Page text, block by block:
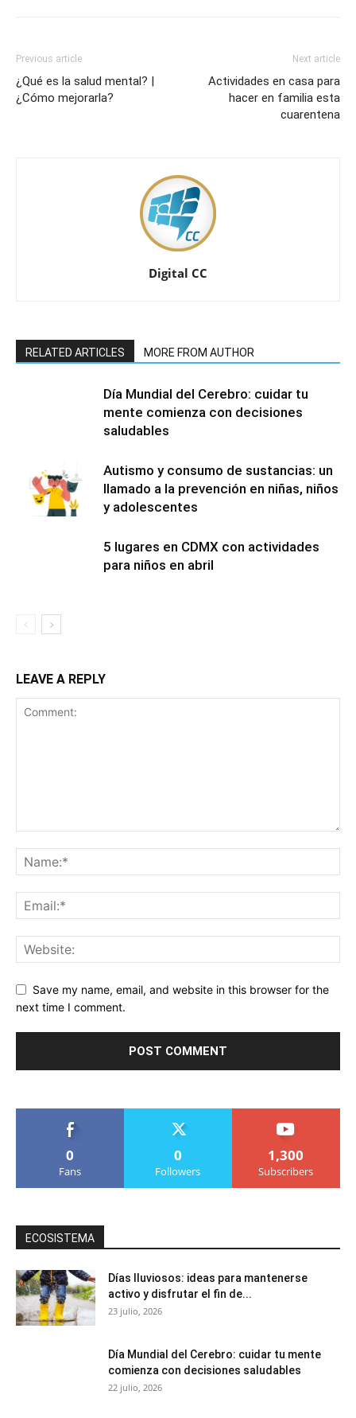
Previous article
¿Qué es la salud mental? |
¿Cómo mejorarla?
Next article
Actividades en casa para
hacer en familia esta
cuarentena
Digital CC
RELATED ARTICLES MORE FROM AUTHOR
Día Mundial del Cerebro: cuidar tu
mente comienza con decisiones
saludables
Autismo y consumo de sustancias: un
llamado a la prevención en niñas, niños
y adolescentes
5 lugares en CDMX con actividades
para niños en abril
LEAVE A REPLY
Save my name, email, and website in this browser for the
next time I comment.
0
Fans
0
Followers
1,300
Subscribers
ECOSISTEMA
Días lluviosos: ideas para mantenerse
activo y disfrutar el fin de...
23 julio, 2026
Día Mundial del Cerebro: cuidar tu mente
comienza con decisiones saludables
22 julio, 2026